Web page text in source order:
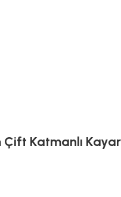
Katmanlı